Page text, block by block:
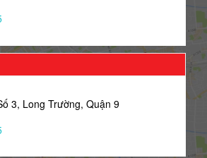
3, Long Trường, Quận 9